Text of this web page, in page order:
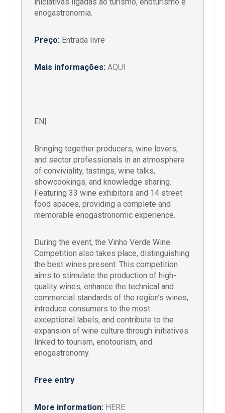
enogastronomia.
Preço: Entrada livre
Mais informações: AQUI
EN|
Bringing together producers, wine lovers,
and sector professionals in an atmosphere
of conviviality, tastings, wine talks,
showcookings, and knowledge sharing.
Featuring 33 wine exhibitors and 14 street
food spaces, providing a complete and
memorable enogastronomic experience.
During the event, the Vinho Verde Wine
Competition also takes place, distinguishing
the best wines present. This competition
aims to stimulate the production of high-
quality wines, enhance the technical and
commercial standards of the region’s wines,
introduce consumers to the most
exceptional labels, and contribute to the
expansion of wine culture through initiatives
linked to tourism, enotourism, and
enogastronomy.
Free entry
More information: HERE